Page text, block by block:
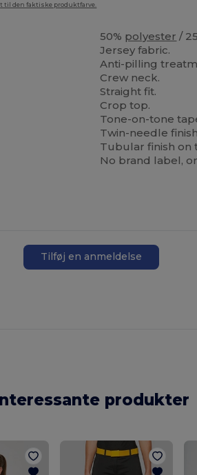
til den faktiske produktfarve.
50% polyester /
Jersey fabric.
Anti-pilling
Crew neck.
Straight fit.
Crop top.
Tone-on-tone
Twin-needle
Tubular finish on
No brand label,
Tilføj en anmeldelse
produkter